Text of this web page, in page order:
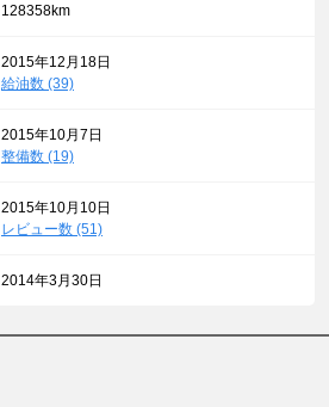
128358km
2015年12月18日
給油数 (39)
2015年10月7日
整備数 (19)
2015年10月10日
レビュー数 (51)
2014年3月30日